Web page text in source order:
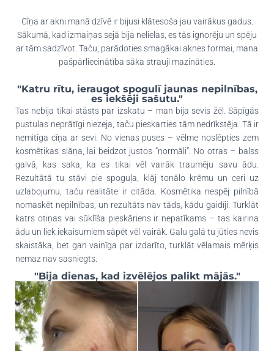
Cīņa ar akni manā dzīvē ir bijusi klātesoša jau vairākus gadus.
Sākumā, kad izmaiņas sejā bija nelielas, es tās ignorēju un spēju
ar tām sadzīvot. Taču, parādoties smagākai aknes formai, mana
pašpārliecinātība sāka strauji mazināties.
"Katru rītu, ieraugot spogulī jaunas nepilnības,
es iekšēji sašutu."
Tas nebija tikai stāsts par izskatu – man bija sevis žēl. Sāpīgās
pustulas neprātīgi niezeja, taču pieskarties tām nedrīkstēja. Tā ir
nemitīga cīņa ar sevi. No vienas puses – vēlme noslēpties zem
kosmētikas slāņa, lai beidzot justos “normāli”. No otras – balss
galvā, kas saka, ka es tikai vēl vairāk traumēju savu ādu.
Rezultātā tu stāvi pie spoguļa, klāj tonālo krēmu un ceri uz
uzlabojumu, taču realitāte ir citāda. Kosmētika nespēj pilnībā
nomaskēt nepilnības, un rezultāts nav tāds, kādu gaidīji. Turklāt
katrs otiņas vai sūklīša pieskāriens ir nepatīkams – tas kairina
ādu un liek iekaisumiem sāpēt vēl vairāk. Galu galā tu jūties nevis
skaistāka, bet gan vainīga par izdarīto, turklāt vēlamais mērķis
nemaz nav sasniegts.
"Bija dienas, kad izvēlējos palikt mājās."